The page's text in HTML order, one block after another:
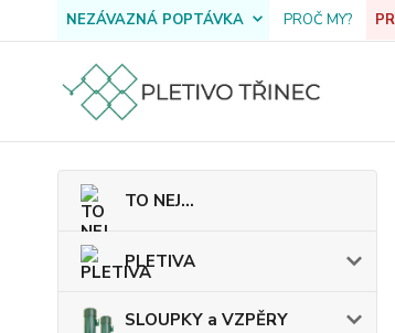
NEZÁVAZNÁ POPTÁVKA PROČ MY?
TO NEJ...
PLETIVA
SLOUPKY a VZPĚRY